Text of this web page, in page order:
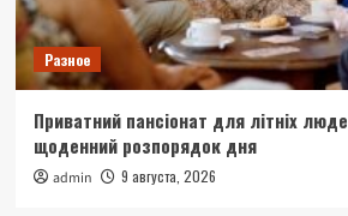
Разное
Приватний пансіонат для літніх
щоденний розпорядок дня
admin 9 августа, 2026